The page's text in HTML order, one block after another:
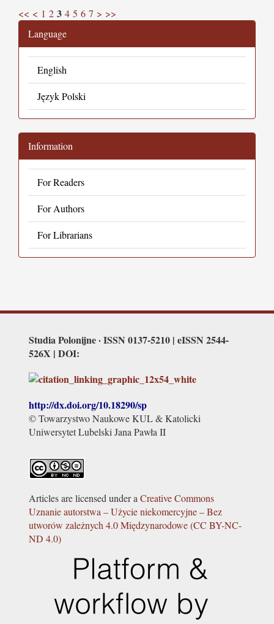
<< < 1 2 3 4 5 6 7 > >>
Language
English
Język Polski
Information
For Readers
For Authors
For Librarians
Studia Polonijne · ISSN 0137-5210 | eISSN 2544-
526X | DOI:
http://dx.doi.org/10.18290/sp
© Towarzystwo Naukowe KUL & Katolicki
Uniwersytet Lubelski Jana Pawła II
Articles are licensed under a Creative Commons
Uznanie autorstwa – Użycie niekomercyjne – Bez
utworów zależnych 4.0 Międzynarodowe (CC BY-NC-
ND 4.0)